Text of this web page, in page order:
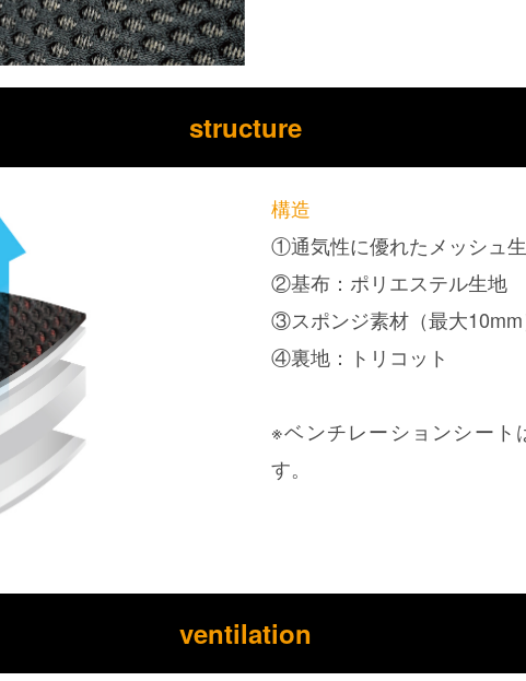
structure
構造
①通気性に優れたメッシュ
②基布：ポリエステル生地
③スポンジ素材（最大10mm
④裏地：トリコット
※ベンチレーションシー
す。
ventilation